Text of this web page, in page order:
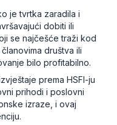
je tvrtka zaradila i
dobiti ili
se najčešće traži kod
društva ili
bilo profitabilno.
prema HSFI-ju
prihodi i poslovni
izraze, i ovaj